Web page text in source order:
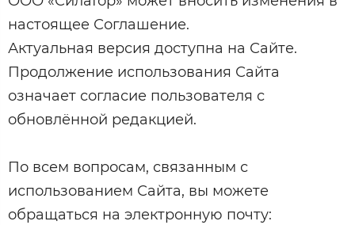
настоящее Соглашение.
Актуальная версия доступна на Сайте.
Продолжение использования Сайта
означает согласие пользователя с
обновлённой редакцией.
По всем вопросам, связанным с
использованием Сайта, вы можете
обращаться на электронную почту: